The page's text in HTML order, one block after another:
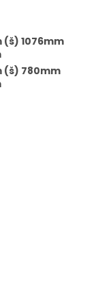
1076mm
(š) 780mm